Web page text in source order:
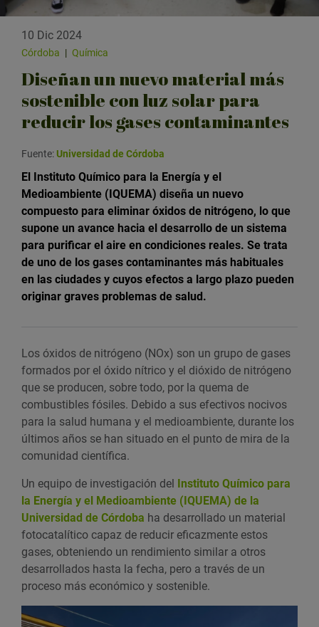
10 Dic 2024
Córdoba | Química
Diseñan un nuevo material más
sostenible con luz solar para
reducir los gases contaminantes
Fuente:Universidad de Córdoba
El Instituto Químico para la Energía y el
Medioambiente (IQUEMA) diseña un nuevo
compuesto para eliminar óxidos de nitrógeno, lo que
supone un avance hacia el desarrollo de un sistema
para purificar el aire en condiciones reales. Se trata
de uno de los gases contaminantes más habituales
en las ciudades y cuyos efectos a largo plazo pueden
originar graves problemas de salud.
Los óxidos de nitrógeno (NOx) son un grupo de gases
formados por el óxido nítrico y el dióxido de nitrógeno
que se producen, sobre todo, por la quema de
combustibles fósiles. Debido a sus efectivos nocivos
para la salud humana y el medioambiente, durante los
últimos años se han situado en el punto de mira de la
comunidad científica.
Un equipo de investigación del
Instituto Químico para
la Energía y el Medioambiente (IQUEMA) de la
Universidad de Córdoba ha desarrollado un material
fotocatalítico capaz de reducir eficazmente estos
gases, obteniendo un rendimiento similar a otros
desarrollados hasta la fecha, pero a través de un
proceso más económico y sostenible.